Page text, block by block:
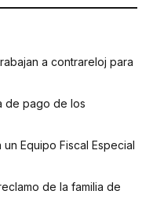
a contrareloj para
de pago de los
Equipo Fiscal Especial
de la familia de